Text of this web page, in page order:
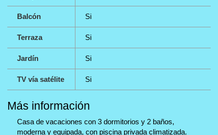
Balcón Si
Terraza Si
Jardín Si
TV vía satélite Si
Más información
Casa de vacaciones con 3 dormitorios y 2 baños,
moderna y equipada, con piscina privada climatizada.